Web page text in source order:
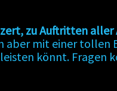
zu Auftritten aller
aber mit einer tollen
könnt. Fragen